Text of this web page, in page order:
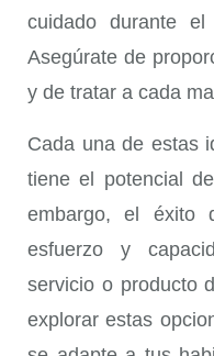
cuidado durante
Asegúrate de
y de tratar a cada
Cada una de estas
tiene el potencial
embargo, el éxito
esfuerzo y
servicio o producto
explorar estas